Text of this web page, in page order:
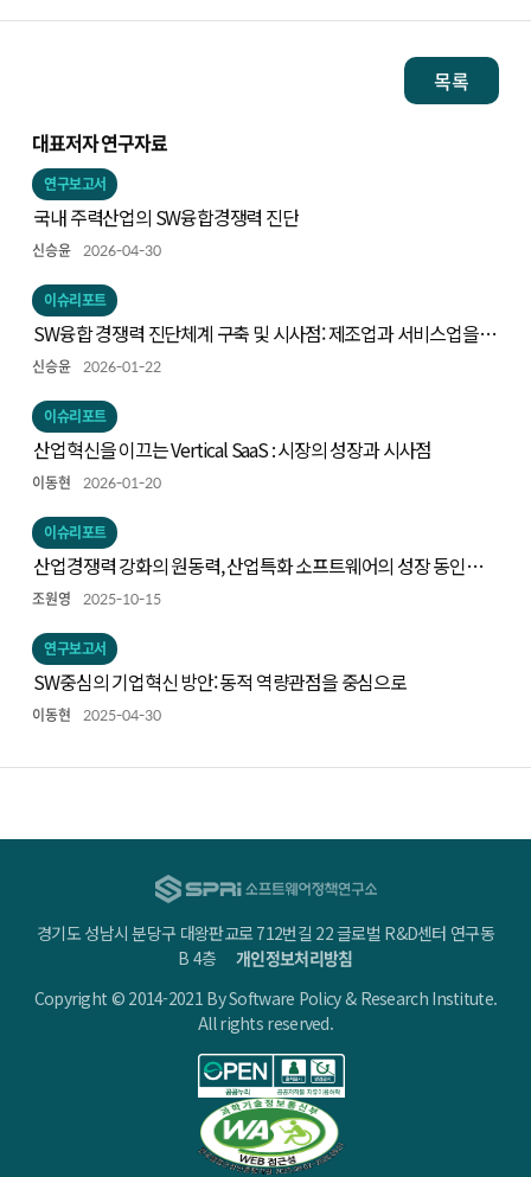
목록
대표저자 연구자료
연구보고서
국내 주력산업의 SW융합경쟁력 진단
신승윤 2026-04-30
이슈리포트
SW융합 경쟁력 진단체계 구축 및 시사점: 제조업과 서비스업을
중심으로
신승윤 2026-01-22
이슈리포트
산업혁신을 이끄는 Vertical SaaS : 시장의 성장과 시사점
이동현 2026-01-20
이슈리포트
산업경쟁력 강화의 원동력, 산업특화 소프트웨어의 성장 동인과
주요 사례
조원영 2025-10-15
연구보고서
SW중심의 기업혁신 방안: 동적 역량관점을 중심으로
이동현 2025-04-30
경기도 성남시 분당구 대왕판교로 712번길 22 글로벌 R&D센터 연구동
B 4층개인정보처리방침
Copyright © 2014-2021 By Software Policy & Research Institute.
All rights reserved.